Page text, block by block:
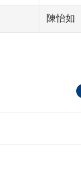
陳怡如